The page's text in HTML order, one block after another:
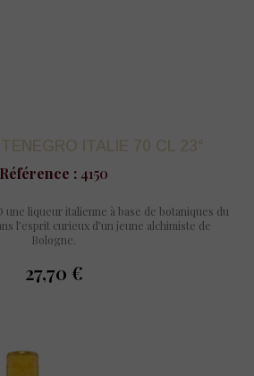
ITALIE 70 CL 23°
Référence : 4150
une liqueur italienne à base de botaniques du
l’esprit curieux d’un jeune alchimiste de
Bologne.
prix
27,70 €